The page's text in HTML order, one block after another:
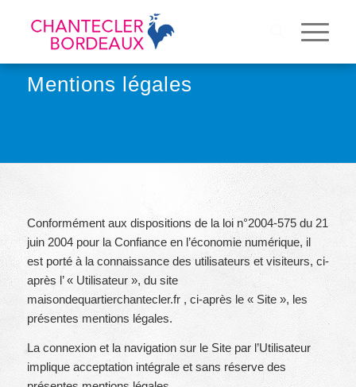
Mentions légales
Conformément aux dispositions de la loi n°2004-575 du 21
juin 2004 pour la Confiance en l’économie numérique, il
est porté à la connaissance des utilisateurs et visiteurs, ci-
après l’ « Utilisateur », du site
maisondequartierchantecler.fr , ci-après le « Site », les
présentes mentions légales.
La connexion et la navigation sur le Site par l’Utilisateur
implique acceptation intégrale et sans réserve des